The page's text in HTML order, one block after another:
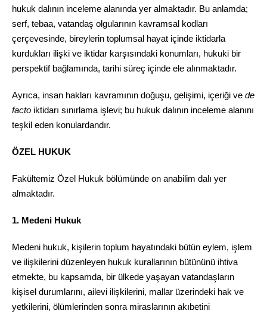
hukuk dalının inceleme alanında yer almaktadır. Bu anlamda;
serf, tebaa, vatandaş olgularının kavramsal kodları
çerçevesinde, bireylerin toplumsal hayat içinde iktidarla
kurdukları ilişki ve iktidar karşısındaki konumları, hukuki bir
perspektif bağlamında, tarihi süreç içinde ele alınmaktadır.
Ayrıca, insan hakları kavramının doğuşu, gelişimi, içeriği ve de
facto iktidarı sınırlama işlevi; bu hukuk dalının inceleme alanını
teşkil eden konulardandır.
ÖZEL HUKUK
Fakültemiz Özel Hukuk bölümünde on anabilim dalı yer
almaktadır.
1. Medeni Hukuk
Medeni hukuk, kişilerin toplum hayatındaki bütün eylem, işlem
ve ilişkilerini düzenleyen hukuk kurallarının bütününü ihtiva
etmekte, bu kapsamda, bir ülkede yaşayan vatandaşların
kişisel durumlarını, ailevi ilişkilerini, mallar üzerindeki hak ve
yetkilerini, ölümlerinden sonra miraslarının akıbetini